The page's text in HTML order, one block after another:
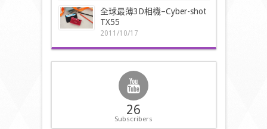
全球最薄3D相機–Cyber-shot
TX55
2011/10/17
26
Subscribers